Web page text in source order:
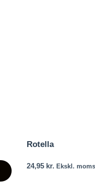
Rotella
24,95 kr. Ekskl. moms